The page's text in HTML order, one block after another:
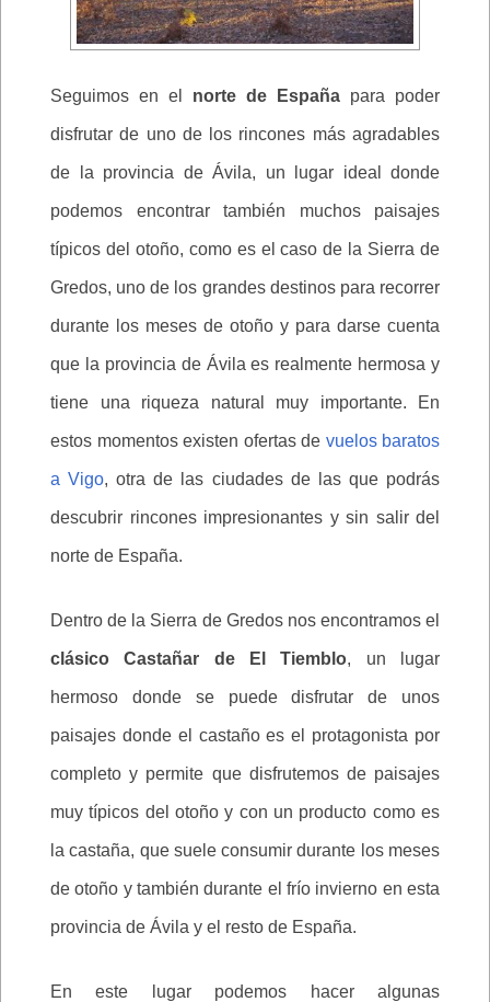
Seguimos en el norte de España para poder
disfrutar de uno de los rincones más agradables
de la provincia de Ávila, un lugar ideal donde
podemos encontrar también muchos paisajes
típicos del otoño, como es el caso de la Sierra de
Gredos, uno de los grandes destinos para recorrer
durante los meses de otoño y para darse cuenta
que la provincia de Ávila es realmente hermosa y
tiene una riqueza natural muy importante. En
estos momentos existen ofertas de vuelos baratos
a Vigo, otra de las ciudades de las que podrás
descubrir rincones impresionantes y sin salir del
norte de España.
Dentro de la Sierra de Gredos nos encontramos el
clásico Castañar de El Tiemblo, un lugar
hermoso donde se puede disfrutar de unos
paisajes donde el castaño es el protagonista por
completo y permite que disfrutemos de paisajes
muy típicos del otoño y con un producto como es
la castaña, que suele consumir durante los meses
de otoño y también durante el frío invierno en esta
provincia de Ávila y el resto de España.
En este lugar podemos hacer algunas